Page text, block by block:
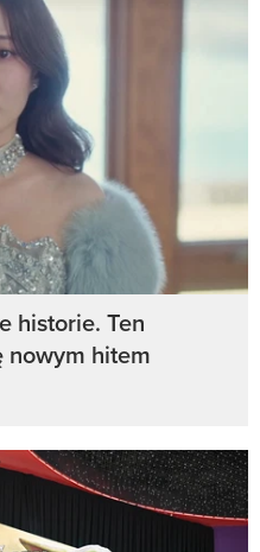
historie. Ten
nowym hitem